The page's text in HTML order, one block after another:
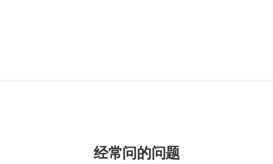
经常问的问题